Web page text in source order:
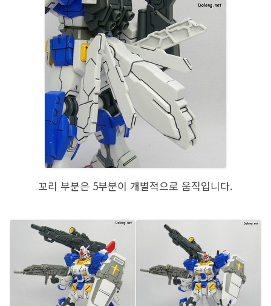
꼬리 부분은 5부분이 개별적으로 움직입니다.